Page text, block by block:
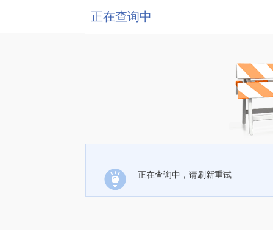
正在查询中
正在查询中，请刷新重试